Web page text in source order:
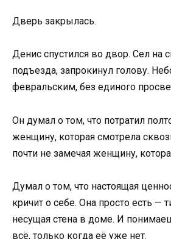
Дверь закрылась.
Денис спустился во двор. Сел на
подъезда, запрокинул голову.
февральским, без единого
Он думал о том, что потратил
женщину, которая смотрела
почти не замечая женщину,
Думал о том, что настоящая
кричит о себе. Она просто есть —
несущая стена в доме. И
всё, только когда её уже нет.